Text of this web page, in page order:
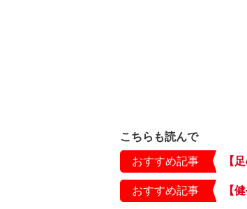
こちらも読んで
おすすめ記事
おすすめ記事